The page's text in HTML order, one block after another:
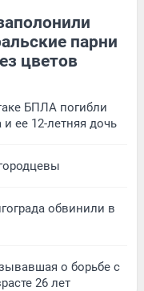
парни
цветов
БПЛА погибли
ее 12-летняя дочь
обвинили в
о борьбе с
26 лет